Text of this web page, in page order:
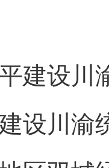
建设川
设川渝